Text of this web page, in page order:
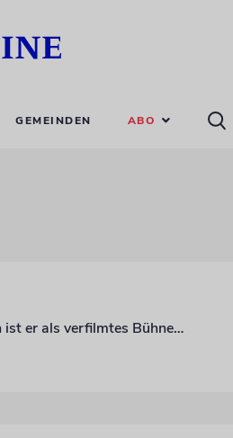
GEMEINDEN ABO
Erst machte Steven Spielberg den Roman von Alice Walter weltbekannt, nun ist er als verfilmtes Bühnenstück zu sehen